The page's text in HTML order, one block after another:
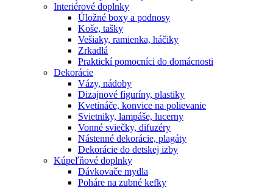
Interiérové doplnky
Úložné boxy a podnosy
Koše, tašky
Vešiaky, ramienka, háčiky
Zrkadlá
Praktickí pomocníci do domácnosti
Dekorácie
Vázy, nádoby
Dizajnové figuríny, plastiky
Kvetináče, konvice na polievanie
Svietniky, lampáše, lucerny
Vonné sviečky, difuzéry
Nástenné dekorácie, plagáty
Dekorácie do detskej izby
Kúpeľňové doplnky
Dávkovače mydla
Poháre na zubné kefky